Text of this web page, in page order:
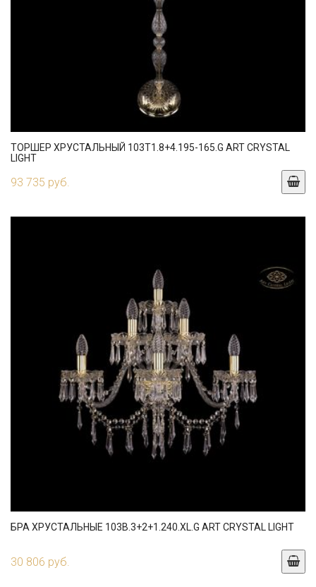
ТОРШЕР ХРУСТАЛЬНЫЙ 103T1.8+4.195-165.G ART CRYSTAL
LIGHT
93 735 руб.
БРА ХРУСТАЛЬНЫЕ 103B.3+2+1.240.XL.G ART CRYSTAL LIGHT
30 806 руб.